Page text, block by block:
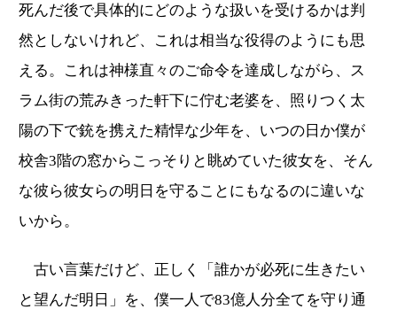
死んだ後で具体的にどのような扱いを受けるかは判
然としないけれど、これは相当な役得のようにも思
える。これは神様直々のご命令を達成しながら、ス
ラム街の荒みきった軒下に佇む老婆を、照りつく太
陽の下で銃を携えた精悍な少年を、いつの日か僕が
校舎3階の窓からこっそりと眺めていた彼女を、そん
な彼ら彼女らの明日を守ることにもなるのに違いな
いから。
古い言葉だけど、正しく「誰かが必死に生きたい
と望んだ明日」を、僕一人で83億人分全てを守り通